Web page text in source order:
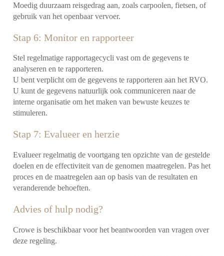
Moedig duurzaam reisgedrag aan, zoals carpoolen, fietsen, of
gebruik van het openbaar vervoer.
Stap 6: Monitor en rapporteer
Stel regelmatige rapportagecycli vast om de gegevens te
analyseren en te rapporteren.
U bent verplicht om de gegevens te rapporteren aan het RVO.
U kunt de gegevens natuurlijk ook communiceren naar de
interne organisatie om het maken van bewuste keuzes te
stimuleren.
Stap 7: Evalueer en herzie
Evalueer regelmatig de voortgang ten opzichte van de gestelde
doelen en de effectiviteit van de genomen maatregelen. Pas het
proces en de maatregelen aan op basis van de resultaten en
veranderende behoeften.
Advies of hulp nodig?
Crowe is beschikbaar voor het beantwoorden van vragen over
deze regeling.